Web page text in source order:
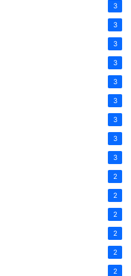
3
3
3
3
3
3
3
3
3
2
2
2
2
2
2